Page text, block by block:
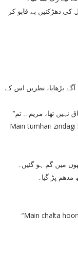
دھڑکنیں بے قابو کر
بڑھایا، نظریں اس کے
Main tumhari zindagi
میں گم ہو گئیں۔
پڑ گیا۔
“Main chalta